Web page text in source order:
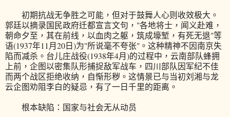
初期抗战无争胜之可能，但对于鼓舞人心则收效极大。
郭廷以摘录国民政府迁都宣言文句，"各地将士，闻义赴难，
朝命夕至，其在前线，以血肉之躯，筑成壕堑，有死无退"等
语(1937年11月20日)为"所说毫不夸张"。这种精神不因南京失
陷而减杀。台儿庄战役(1938年4月)的过程中，云南部队蜂拥
上前，企图以密集队形捕捉敌军战车，四川部队因军纪不佳
而两个战区拒绝收纳，自惭形秽。这情景已与当初刘湘与龙
云企图劝阻李白的疑忌，有了一日千里的距离。
根本缺陷：国家与社会无从动员